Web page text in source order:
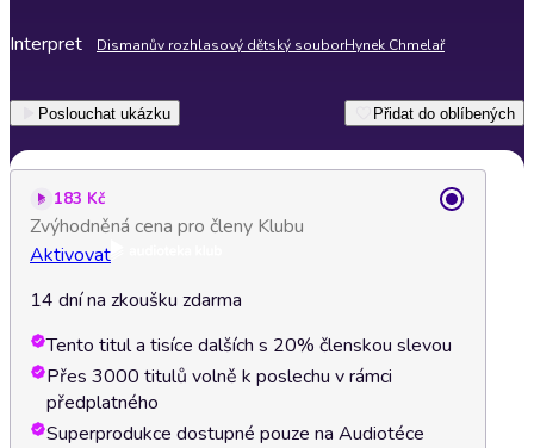
Interpret Dismanův rozhlasový dětský souborHynek Chmelař
Poslouchat ukázku Přidat do oblíbených
183 Kč
Zvýhodněná cena pro členy Klubu
Aktivovat
14 dní na zkoušku zdarma
Tento titul a tisíce dalších s 20% členskou slevou
Přes 3000 titulů volně k poslechu v rámci
předplatného
Superprodukce dostupné pouze na Audiotéce